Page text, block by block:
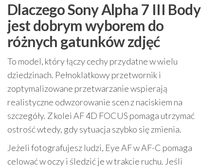
Dlaczego Sony Alpha 7 III Body
jest dobrym wyborem do
różnych gatunków zdjęć
To model, który łączy cechy przydatne w wielu
dziedzinach. Pełnoklatkowy przetwornik i
zoptymalizowane przetwarzanie wspierają
realistyczne odwzorowanie scen z naciskiem na
szczegóły. Z kolei AF 4D FOCUS pomaga utrzymać
ostrość wtedy, gdy sytuacja szybko się zmienia.
Jeżeli fotografujesz ludzi, Eye AF w AF-C pomaga
celować w oczy i śledzić je w trakcie ruchu. Jeśli